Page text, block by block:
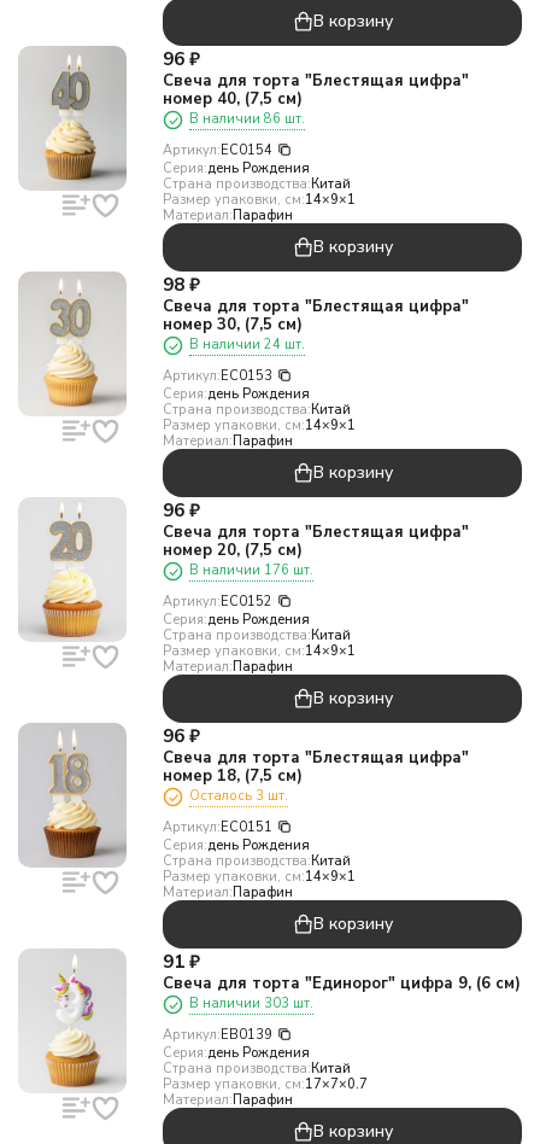
В корзину
96 ₽
Свеча для торта "Блестящая цифра"
номер 40, (7,5 см)
В наличии 86 шт.
Артикул:EC0154
Серия:день Рождения
Страна производства:Китай
Размер упаковки, см:14×9×1
Материал:Парафин
В корзину
98 ₽
Свеча для торта "Блестящая цифра"
номер 30, (7,5 см)
В наличии 24 шт.
Артикул:EC0153
Серия:день Рождения
Страна производства:Китай
Размер упаковки, см:14×9×1
Материал:Парафин
В корзину
96 ₽
Свеча для торта "Блестящая цифра"
номер 20, (7,5 см)
В наличии 176 шт.
Артикул:EC0152
Серия:день Рождения
Страна производства:Китай
Размер упаковки, см:14×9×1
Материал:Парафин
В корзину
96 ₽
Свеча для торта "Блестящая цифра"
номер 18, (7,5 см)
Осталось 3 шт.
Артикул:EC0151
Серия:день Рождения
Страна производства:Китай
Размер упаковки, см:14×9×1
Материал:Парафин
В корзину
91 ₽
Свеча для торта "Единорог" цифра 9, (6 см)
В наличии 303 шт.
Артикул:EB0139
Серия:день Рождения
Страна производства:Китай
Размер упаковки, см:17×7×0.7
Материал:Парафин
В корзину